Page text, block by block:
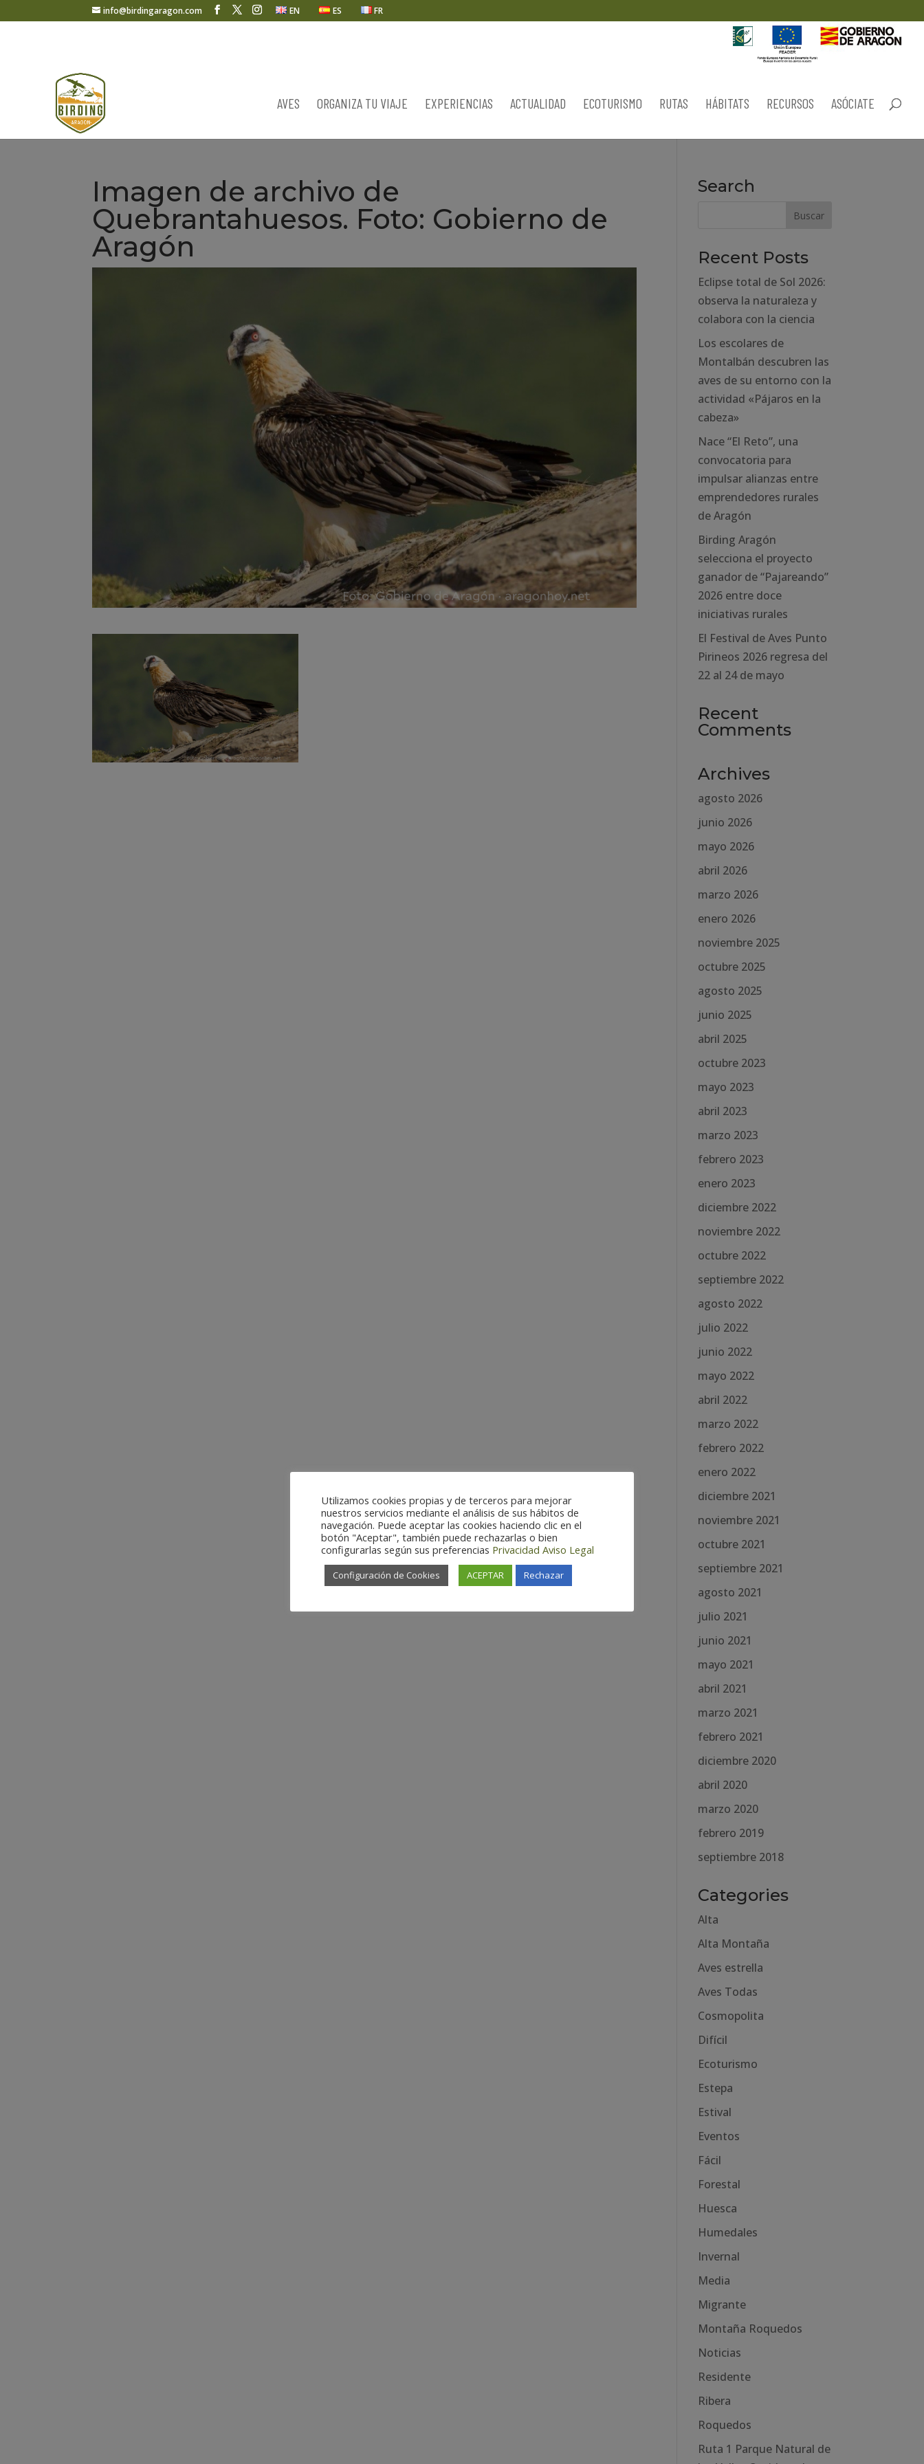
info@birdingaragon.com EN ES FR
AVES ORGANIZA TU VIAJE EXPERIENCIAS ACTUALIDAD ECOTURISMO RUTAS HÁBITATS RECURSOS ASÓCIATE
Imagen de archivo de
Quebrantahuesos. Foto: Gobierno de
Aragón
Search
Recent Posts
Eclipse total de Sol 2026:
observa la naturaleza y
colabora con la ciencia
Los escolares de
Montalbán descubren las
aves de su entorno con la
actividad «Pájaros en la
cabeza»
Nace “El Reto”, una
convocatoria para
impulsar alianzas entre
emprendedores rurales
de Aragón
Birding Aragón
selecciona el proyecto
ganador de “Pajareando”
2026 entre doce
iniciativas rurales
El Festival de Aves Punto
Pirineos 2026 regresa del
22 al 24 de mayo
Recent
Comments
Archives
agosto 2026
junio 2026
mayo 2026
abril 2026
marzo 2026
enero 2026
noviembre 2025
octubre 2025
agosto 2025
junio 2025
abril 2025
octubre 2023
mayo 2023
abril 2023
marzo 2023
febrero 2023
enero 2023
diciembre 2022
noviembre 2022
octubre 2022
septiembre 2022
agosto 2022
julio 2022
junio 2022
mayo 2022
abril 2022
marzo 2022
febrero 2022
enero 2022
diciembre 2021
noviembre 2021
octubre 2021
septiembre 2021
agosto 2021
julio 2021
junio 2021
mayo 2021
abril 2021
marzo 2021
febrero 2021
diciembre 2020
abril 2020
marzo 2020
febrero 2019
septiembre 2018
Categories
Alta
Alta Montaña
Aves estrella
Aves Todas
Cosmopolita
Difícil
Ecoturismo
Estepa
Estival
Eventos
Fácil
Forestal
Huesca
Humedales
Invernal
Media
Migrante
Montaña Roquedos
Noticias
Residente
Ribera
Roquedos
Ruta 1 Parque Natural de
Utilizamos cookies propias y de terceros para mejorar
nuestros servicios mediante el análisis de sus hábitos de
navegación. Puede aceptar las cookies haciendo clic en el
botón "Aceptar", también puede rechazarlas o bien
configurarlas según sus preferencias Privacidad Aviso Legal
Configuración de Cookies ACEPTAR Rechazar